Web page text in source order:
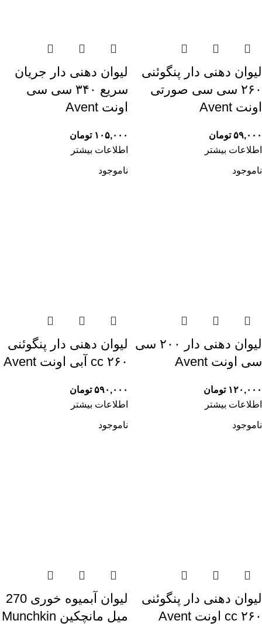
لیوان دهنی دار پنگوئنی
۲۶۰ سی سی صورتی
اونت Avent
۵۹,۰۰۰ تومان
اطلاعات بیشتر
لیوان دهنی دار جریان
سریع ۳۴۰ سی سی
اونت Avent
۱۰۵,۰۰۰ تومان
اطلاعات بیشتر
ناموجود
لیوان دهنی دار ۲۰۰ سی
سی اونت Avent
۱۲۰,۰۰۰ تومان
اطلاعات بیشتر
ناموجود
لیوان دهنی دار پنگوئنی
۲۶۰ cc آبی اونت Avent
۵۹۰,۰۰۰ تومان
اطلاعات بیشتر
ناموجود
لیوان دهنی دار پنگوئنی
۲۶۰ cc اونت Avent
ناموجود
لیوان آبمیوه خوری 270
میل مانچکین Munchkin